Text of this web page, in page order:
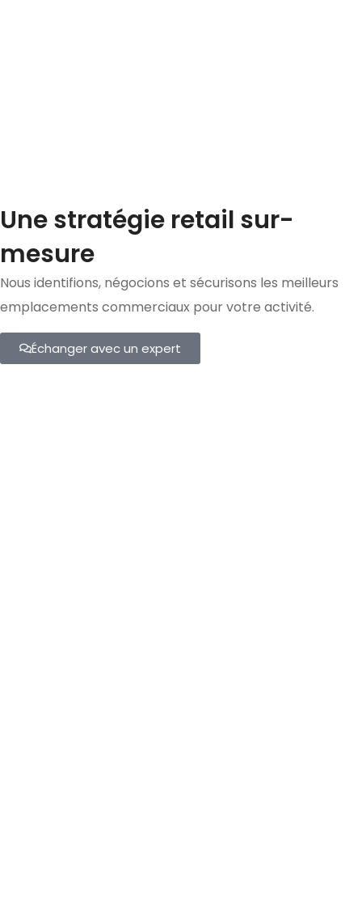
Une stratégie retail sur-
mesure
Nous identifions, négocions et sécurisons les meilleurs
emplacements commerciaux pour votre activité.
Échanger avec un expert